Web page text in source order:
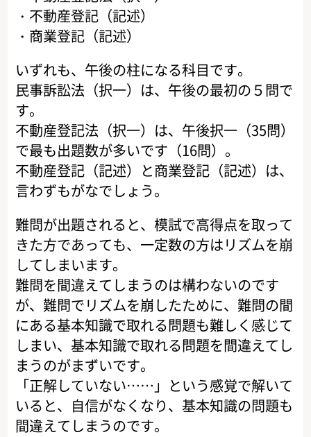
・不動産登記（記述）
・商業登記（記述）
いずれも、午後の柱になる科目です。
民事訴訟法（択一）は、午後の最初の５問で
す。
不動産登記法（択一）は、午後択一（35問）
で最も出題数が多いです（16問）。
不動産登記（記述）と商業登記（記述）は、
言わずもがなでしょう。
難問が出題されると、模試で高得点を取って
きた方であっても、一定数の方はリズムを崩
してしまいます。
難問を間違えてしまうのは構わないのです
が、難問でリズムを崩したために、難問の間
にある基本知識で取れる問題も難しく感じて
しまい、基本知識で取れる問題を間違えてし
まうのがまずいです。
「正解していない……」という感覚で解いて
いると、自信がなくなり、基本知識の問題も
間違えてしまうのです。